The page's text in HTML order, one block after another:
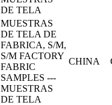
DE TELA
MUESTRAS
DE TELA DE
FABRICA, S/M,
S/M FACTORY
FABRIC
SAMPLES ---
MUESTRAS
DE TELA
CHINA